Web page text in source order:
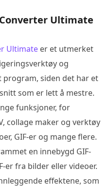
Ultimate
Ultimate er et utmerket
og
program, siden det har et
som er lett å mestre.
funksjoner, for
collage maker og verktøy
GIF-er og mange flere.
en innebygd GIF-
er fra bilder eller videoer.
effektene, som